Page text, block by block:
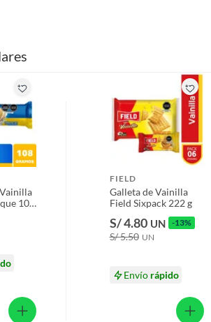
108
FIELD
Galleta de Vainilla
Field Sixpack 222 g
S/ 4.80 UN -13%
S/ 5.50 UN
Envío rápido